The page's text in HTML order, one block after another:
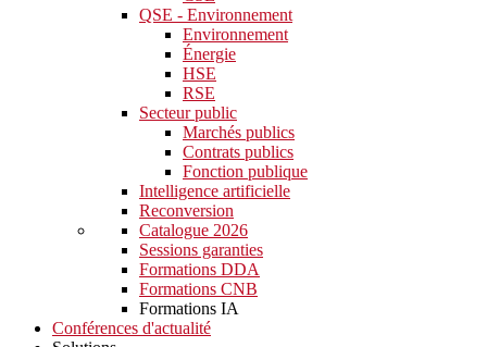
QSE - Environnement
Environnement
Énergie
HSE
RSE
Secteur public
Marchés publics
Contrats publics
Fonction publique
Intelligence artificielle
Reconversion
Catalogue 2026
Sessions garanties
Formations DDA
Formations CNB
Formations IA
Conférences d'actualité